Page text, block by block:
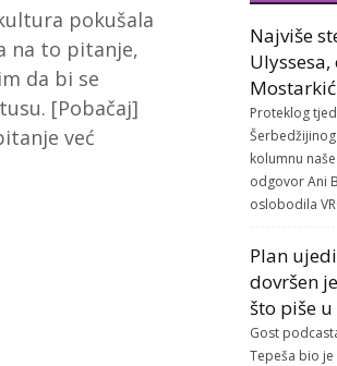
pokušala
na to pitanje,
da bi se
[Pobačaj]
već
Najviše
Proteklog
kolumnu
odgovor Ani
oslobodila
Plan
dovršen
što piše
Gost
Tepeša bio